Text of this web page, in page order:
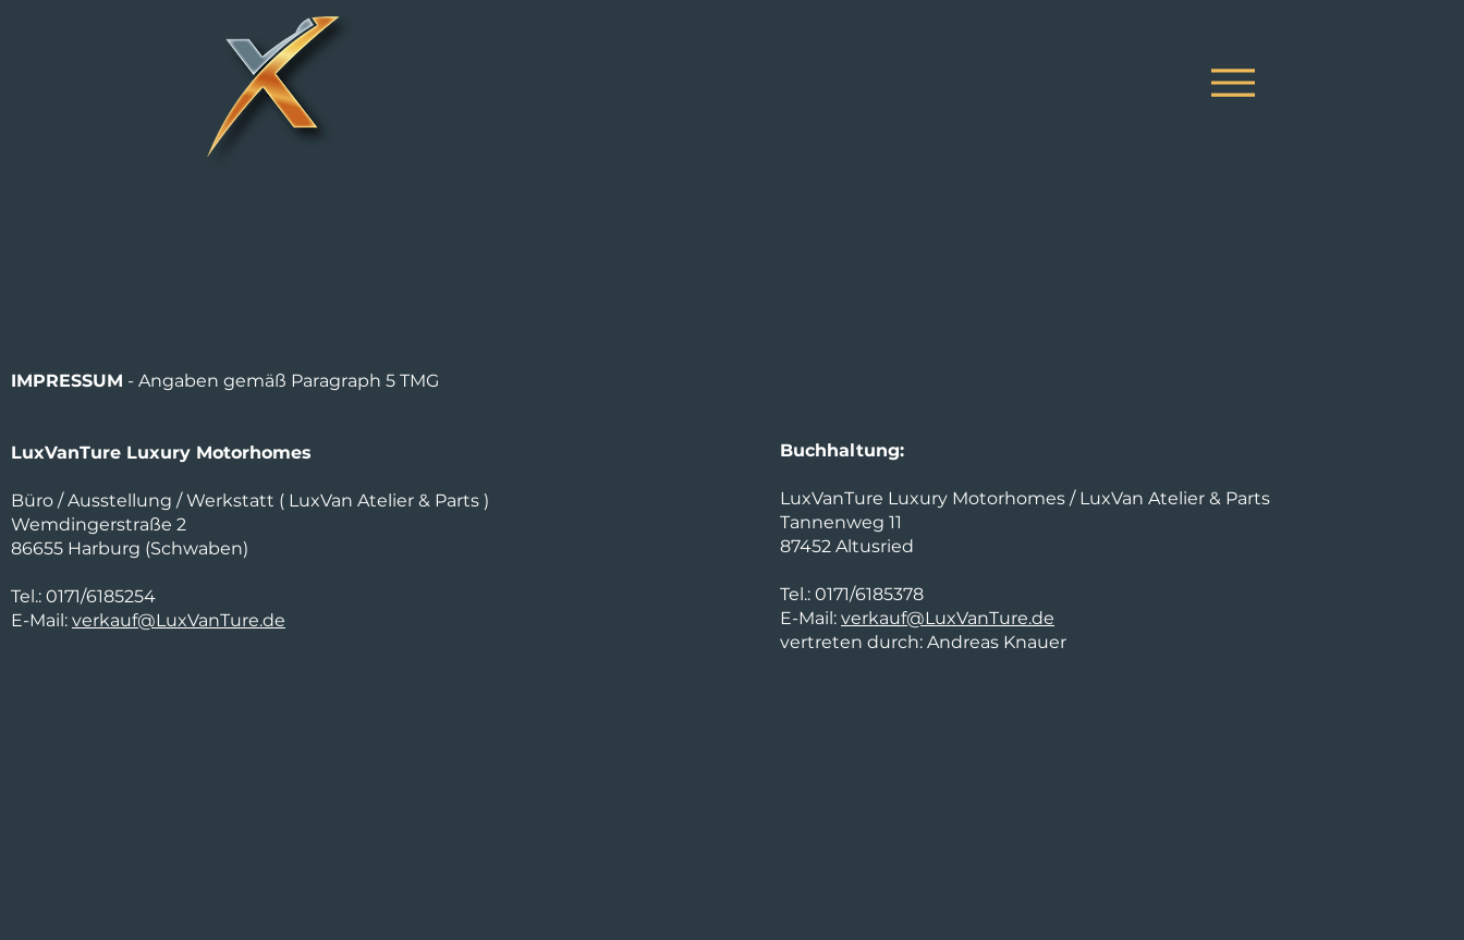
IMPRESSUM - Angaben gemäß Paragraph 5 TMG
​LuxVanTure Luxury Motorhomes
Büro / Ausstellung / Werkstatt ( LuxVan Atelier & Parts )
Wemdingerstraße 2
86655 Harburg (Schwaben)
Tel.: 0171/6185254
E-Mail: verkauf@LuxVanTure.de
Buchhaltung:
LuxVanTure Luxury Motorhomes / LuxVan Atelier & Parts
Tannenweg 11
87452 Altusried
Tel.: 0171/6185378
E-Mail: verkauf@LuxVanTure.de
vertreten durch: Andreas Knauer